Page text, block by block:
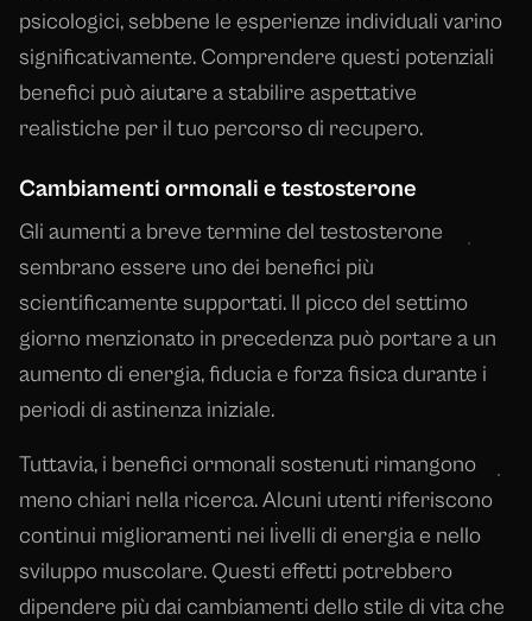
psicologici, sebbene le esperienze individuali varino
significativamente. Comprendere questi potenziali
benefici può aiutare a stabilire aspettative
realistiche per il tuo percorso di recupero.
Cambiamenti ormonali e testosterone
Gli aumenti a breve termine del testosterone
sembrano essere uno dei benefici più
scientificamente supportati. Il picco del settimo
giorno menzionato in precedenza può portare a un
aumento di energia, fiducia e forza fisica durante i
periodi di astinenza iniziale.
Tuttavia, i benefici ormonali sostenuti rimangono
meno chiari nella ricerca. Alcuni utenti riferiscono
continui miglioramenti nei livelli di energia e nello
sviluppo muscolare. Questi effetti potrebbero
dipendere più dai cambiamenti dello stile di vita che